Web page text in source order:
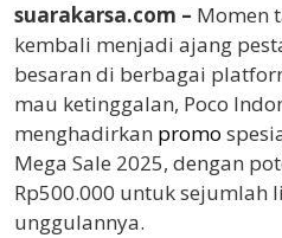
suarakarsa.com – Momen
kembali menjadi ajang
besaran di berbagai
mau ketinggalan, Poco
menghadirkan promo
Mega Sale 2025, dengan
Rp500.000 untuk sejumlah
unggulannya.